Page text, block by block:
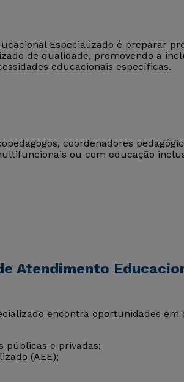
Especializado é preparar
de qualidade, promovendo a
educacionais específicas.
coordenadores
ou com educação
Atendimento
encontra oportunidades em
públicas e privadas;
(AEE);